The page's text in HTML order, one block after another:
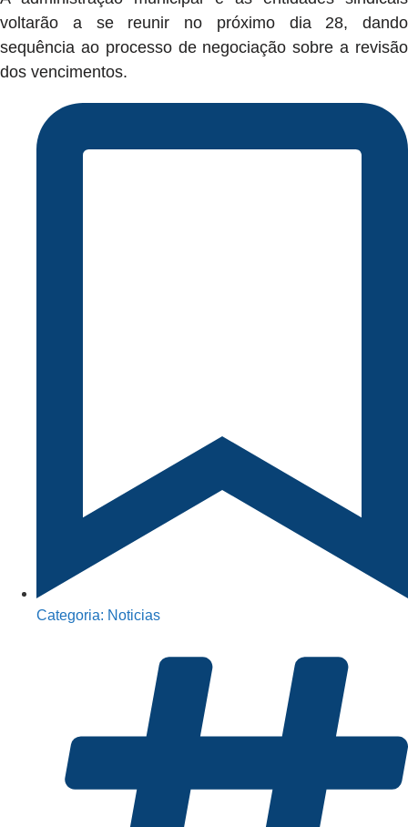
voltarão a se reunir no próximo dia 28, dando
sequência ao processo de negociação sobre a revisão
dos vencimentos.
Categoria: Noticias